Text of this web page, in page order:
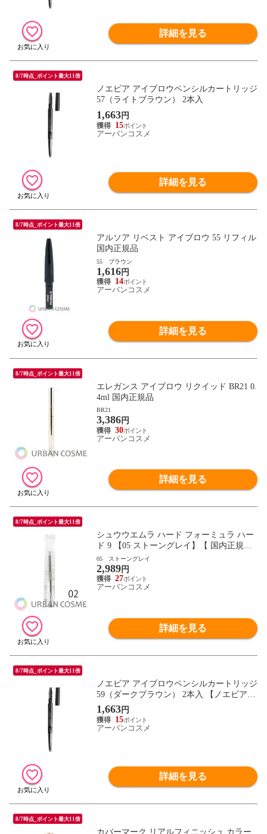
詳細を見る
8/7時点_ポイント最大11倍
ノエビア アイブロウペンシルカートリッジ
57（ライトブラウン） 2本入
1,663円
15
アーバンコスメ
詳細を見る
8/7時点_ポイント最大11倍
アルソア リベスト アイブロウ 55 リフィル
国内正規品
55 ブラウン
1,616円
14
アーバンコスメ
詳細を見る
8/7時点_ポイント最大11倍
エレガンス アイブロウ リクイッド BR21 0.
4ml 国内正規品
BR21
3,386円
30
アーバンコスメ
詳細を見る
8/7時点_ポイント最大11倍
シュウウエムラ ハード フォーミュラ ハー
ド 9 【05 ストーングレイ】【 国内正規品
アイブロウ 眉】
05 ストーングレイ
2,989円
27
アーバンコスメ
詳細を見る
8/7時点_ポイント最大11倍
ノエビア アイブロウペンシルカートリッジ
59（ダークブラウン） 2本入 【ノエビア化
粧品 NOEVIR】
1,663円
15
アーバンコスメ
詳細を見る
8/7時点_ポイント最大11倍
カバーマーク リアルフィニッシュ カラー